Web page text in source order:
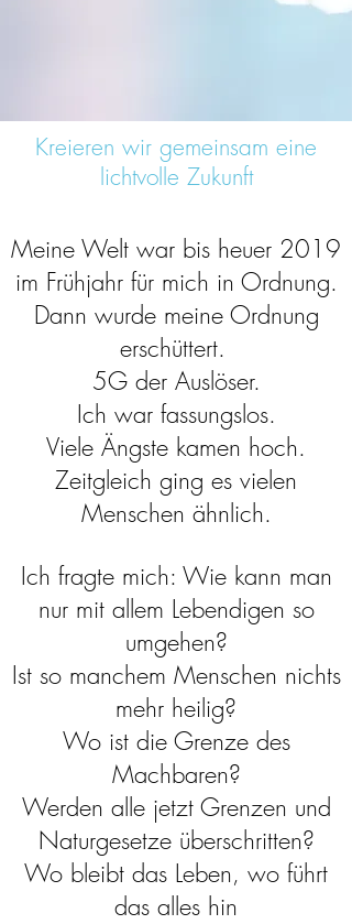
Kreieren wir gemeinsam eine
lichtvolle Zukunft
Meine Welt war bis heuer 2019
im Frühjahr für mich in Ordnung.
Dann wurde meine Ordnung
erschüttert.
5G der Auslöser.
Ich war fassungslos.
Viele Ängste kamen hoch.
Zeitgleich ging es vielen
Menschen ähnlich.
Ich fragte mich: Wie kann man
nur mit allem Lebendigen so
umgehen?
Ist so manchem Menschen nichts
mehr heilig?
Wo ist die Grenze des
Machbaren?
Werden alle jetzt Grenzen und
Naturgesetze überschritten?
Wo bleibt das Leben, wo führt
das alles hin